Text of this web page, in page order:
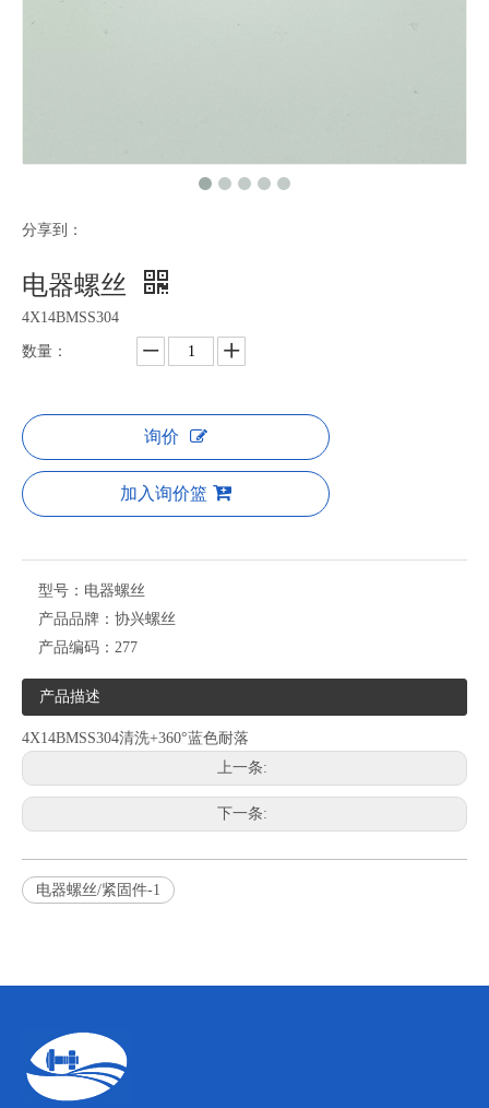
分享到：
电器螺丝
4X14BMSS304
数量：
询价
加入询价篮
型号： 电器螺丝
产品品牌： 协兴螺丝
产品编码： 277
产品描述
4X14BMSS304清洗+360°蓝色耐落
上一条:
下一条:
电器螺丝/紧固件-1